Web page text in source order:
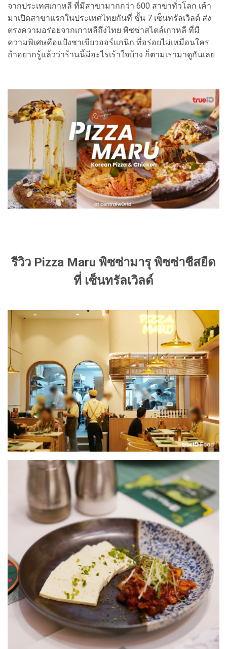
จากประเทศเกาหลี ที่มีสาขามากกว่า 600 สาขาทั่วโลก เค้า
มาเปิดสาขาแรกในประเทศไทยกันที่ ชั้น 7 เซ็นทรัลเวิลด์ ส่ง
ตรงความอร่อยจากเกาหลีถึงไทย พิซซ่าสไตล์เกาหลี ที่มี
ความพิเศษคือแป้งชาเขียวออร์แกนิก ที่อร่อยไม่เหมือนใคร
ถ้าอยากรู้แล้วว่าร้านนี้มีอะไรเร้าใจบ้าง ก็ตามเรามาดูกันเลย
รีวิว Pizza Maru พิซซ่ามารุ พิซซ่าชีสยืด
ที่ เซ็นทรัลเวิลด์